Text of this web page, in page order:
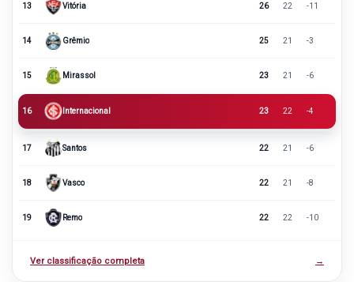
13 Vitória 26 22 -11
14 Grêmio 25 21 -3
15 Mirassol 23 21 -6
16 Internacional 23 22 -4
17 Santos 22 21 -6
18 Vasco 22 21 -8
19 Remo 22 22 -10
Ver classificação completa →